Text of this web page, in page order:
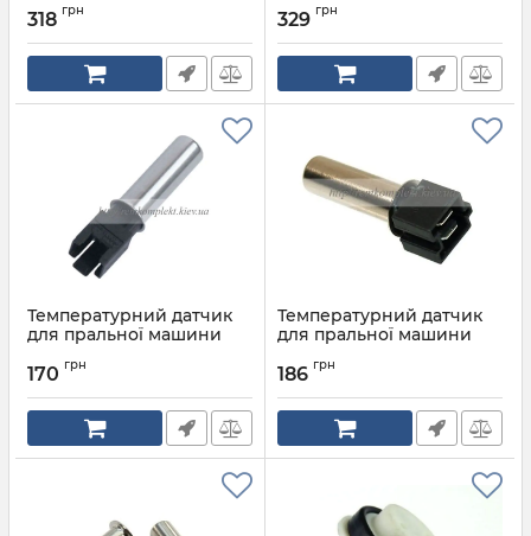
Артикул:
318 грн
C00083915
Артикул: C00083915
329 грн
Температурний датчик
для пральної машини
170 грн
Температурний датчик
для пральної машини
kOm
186 грн